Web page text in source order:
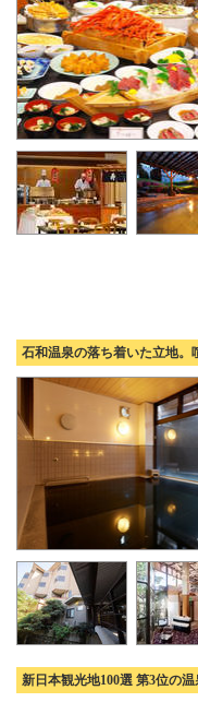
石和温泉の落ち着いた立地。
新日本観光地100選 第3位の